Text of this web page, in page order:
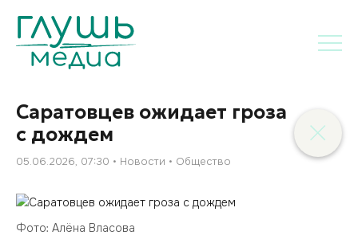
Саратовцев ожидает гроза
с дождем
05.06.2026, 07:30 Новости Общество
Фото: Алёна Власова